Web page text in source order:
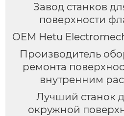
Завод станков
поверхности
OEM Hetu
Производитель
ремонта
внутренним
Лучший станок
окружной